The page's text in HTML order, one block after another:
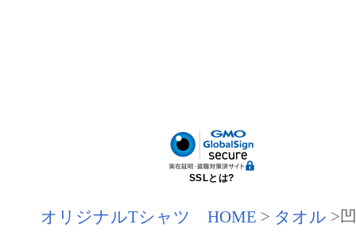
SSLとは?
オリジナルTシャツ HOME > タオル >